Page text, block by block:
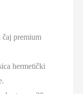
čaj premium
hermetički